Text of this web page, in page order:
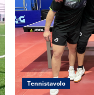
Tennistavolo